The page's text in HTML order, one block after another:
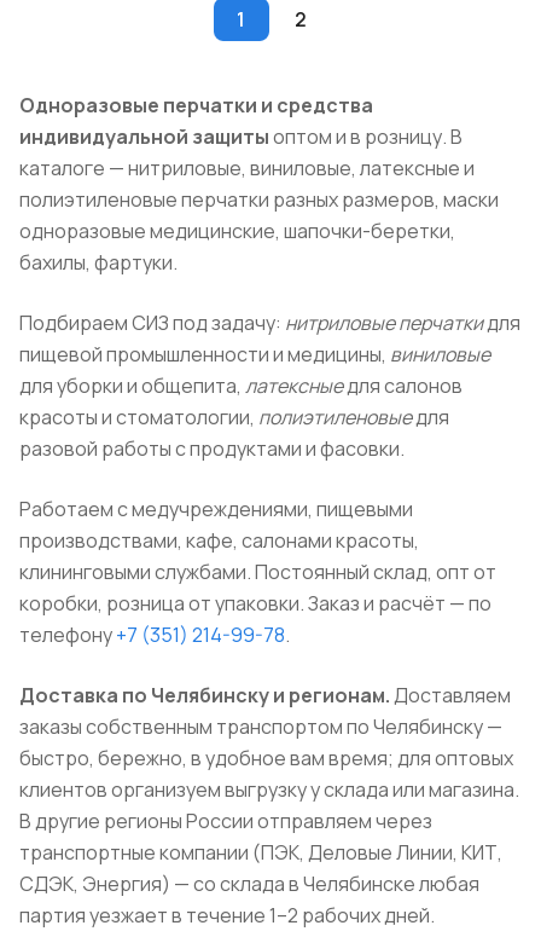
1 2
Одноразовые перчатки и средства
индивидуальной защитыоптом и в розницу. В
каталоге — нитриловые, виниловые, латексные и
полиэтиленовые перчатки разных размеров, маски
одноразовые медицинские, шапочки-беретки,
бахилы, фартуки.
Подбираем СИЗ под задачу: нитриловые перчаткидля
пищевой промышленности и медицины, виниловые
для уборки и общепита, латексныедля салонов
красоты и стоматологии, полиэтиленовыедля
разовой работы с продуктами и фасовки.
Работаем с медучреждениями, пищевыми
производствами, кафе, салонами красоты,
клининговыми службами. Постоянный склад, опт от
коробки, розница от упаковки. Заказ и расчёт — по
телефону+7 (351) 214-99-78.
Доставка по Челябинску и регионам.Доставляем
заказы собственным транспортом по Челябинску —
быстро, бережно, в удобное вам время; для оптовых
клиентов организуем выгрузку у склада или магазина.
В другие регионы России отправляем через
транспортные компании (ПЭК, Деловые Линии, КИТ,
СДЭК, Энергия) — со склада в Челябинске любая
партия уезжает в течение 1–2 рабочих дней.